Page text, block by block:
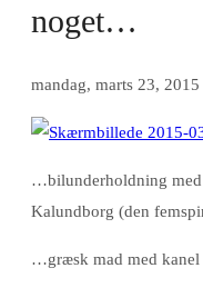
noget…
mandag, marts 23, 2015
…bilunderholdning
Kalundborg (den
…græsk mad med